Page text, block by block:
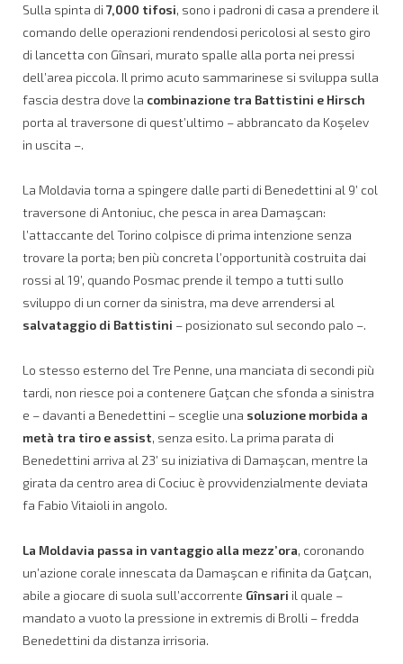
Sulla spinta di 7,000 tifosi, sono i padroni di casa a prendere il
comando delle operazioni rendendosi pericolosi al sesto giro
di lancetta con Gînsari, murato spalle alla porta nei pressi
dell’area piccola. Il primo acuto sammarinese si sviluppa sulla
fascia destra dove la combinazione tra Battistini e Hirsch
porta al traversone di quest’ultimo – abbrancato da Koşelev
in uscita –.
La Moldavia torna a spingere dalle parti di Benedettini al 9’ col
traversone di Antoniuc, che pesca in area Damaşcan:
l’attaccante del Torino colpisce di prima intenzione senza
trovare la porta; ben più concreta l’opportunità costruita dai
rossi al 19’, quando Posmac prende il tempo a tutti sullo
sviluppo di un corner da sinistra, ma deve arrendersi al
salvataggio di Battistini – posizionato sul secondo palo –.
Lo stesso esterno del Tre Penne, una manciata di secondi più
tardi, non riesce poi a contenere Gaţcan che sfonda a sinistra
e – davanti a Benedettini – sceglie una soluzione morbida a
metà tra tiro e assist, senza esito. La prima parata di
Benedettini arriva al 23’ su iniziativa di Damaşcan, mentre la
girata da centro area di Cociuc è provvidenzialmente deviata
fa Fabio Vitaioli in angolo.
La Moldavia passa in vantaggio alla mezz’ora, coronando
un’azione corale innescata da Damaşcan e rifinita da Gaţcan,
abile a giocare di suola sull’accorrente Gînsari il quale –
mandato a vuoto la pressione in extremis di Brolli – fredda
Benedettini da distanza irrisoria.